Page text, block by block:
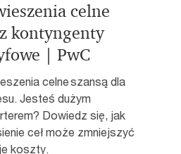
celne
kontyngenty
| PwC
celne szansą dla
Jesteś dużym
Dowiedz się, jak
ceł może zmniejszyć
koszty.